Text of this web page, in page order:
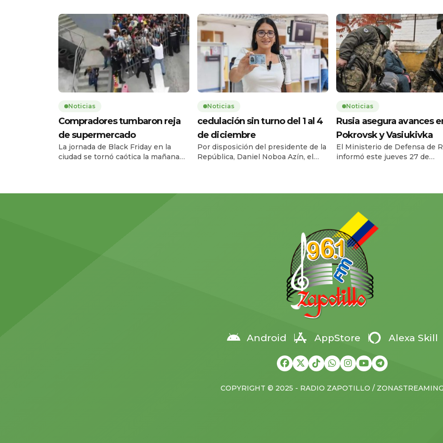
Noticias
Compradores tumbaron reja
de supermercado
La jornada de Black Friday en la
ciudad se tornó caótica la mañana
ubicado en la avenida Carlos Julio
Noticias
cedulación sin turno del 1 al 4
de diciembre
Por disposición del presidente de la
República, Daniel Noboa Azín, el
diciembre de 2025, en horario de
Noticias
Rusia asegura avances
Pokrovsk y Vasiukivka
El Ministerio de Defensa de
informó este jueves 27 de
Donbás. Según el parte
tropas rusas amenazar a
desde el suroeste y acercar el
a unos […]
Android AppStore Alexa Skill
COPYRIGHT © 2025 - RADIO ZAPOTILLO / ZONASTREAMING